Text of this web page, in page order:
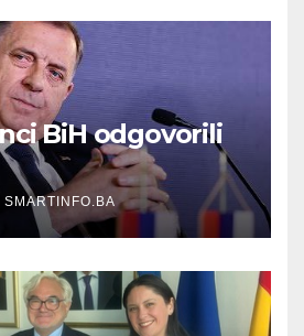
BiH odgovorili
i pripada svim
SMARTINFO.BA